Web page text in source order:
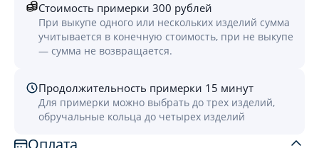
Стоимость примерки 300 рублей
При выкупе одного или нескольких изделий сумма
учитывается в конечную стоимость, при не выкупе
— сумма не возвращается.
Продолжительность примерки 15 минут
Для примерки можно выбрать до трех изделий,
обручальные кольца до четырех изделий
Оплата